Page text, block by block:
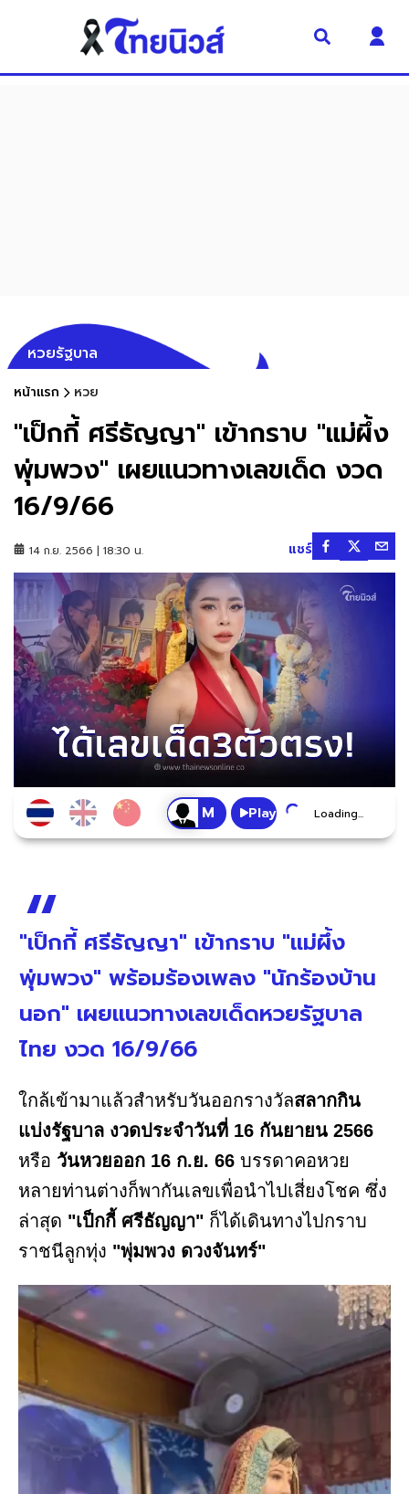
หวยรัฐบาล
หน้าแรก หวย
"เป็กกี้ ศรีธัญญา" เข้ากราบ "แม่ผึ้ง
พุ่มพวง" เผยแนวทางเลขเด็ด งวด
16/9/66
14 ก.ย. 2566 | 18:30 น. แชร์
Play Loading...
"เป็กกี้ ศรีธัญญา" เข้ากราบ "แม่ผึ้ง
พุ่มพวง" พร้อมร้องเพลง "นักร้องบ้าน
นอก" เผยแนวทางเลขเด็ดหวยรัฐบาล
ไทย งวด 16/9/66
ใกล้เข้ามาแล้วสำหรับวันออกรางวัลสลากกิน
แบ่งรัฐบาล งวดประจำวันที่ 16 กันยายน 2566
หรือ วันหวยออก 16 ก.ย. 66 บรรดาคอหวย
หลายท่านต่างก็พากันเลขเพื่อนำไปเสี่ยงโชค ซึ่ง
ล่าสุด "เป็กกี้ ศรีธัญญา" ก็ได้เดินทางไปกราบ
ราชนีลูกทุ่ง "พุ่มพวง ดวงจันทร์"